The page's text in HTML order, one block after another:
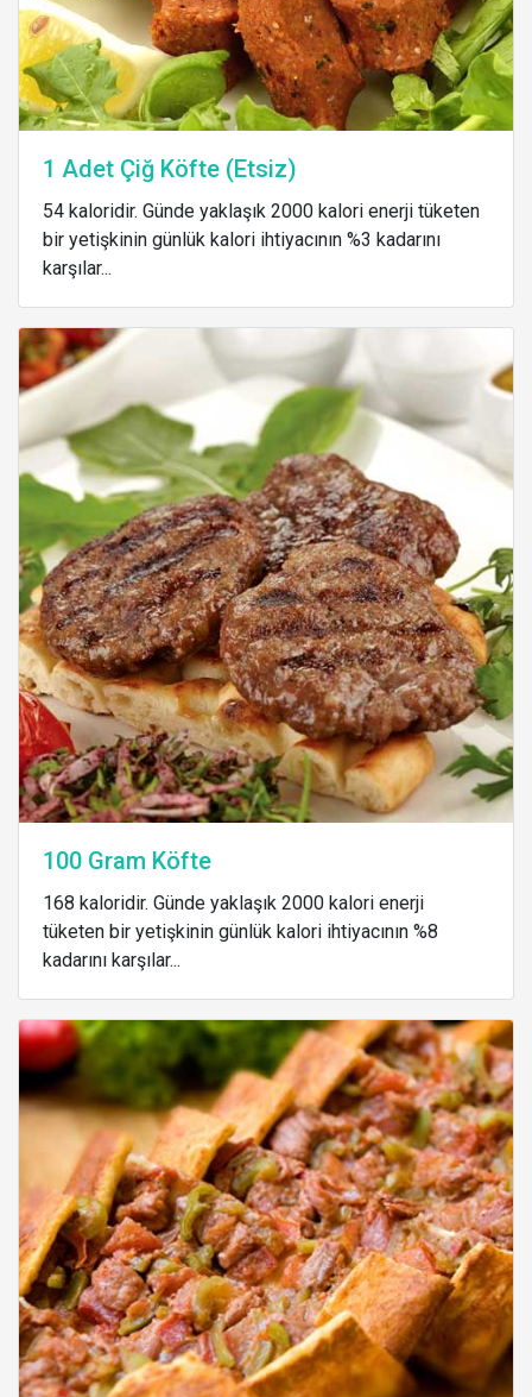
1 Adet Çiğ Köfte (Etsiz)
54 kaloridir. Günde yaklaşık 2000 kalori enerji tüketen
bir yetişkinin günlük kalori ihtiyacının %3 kadarını
karşılar...
100 Gram Köfte
168 kaloridir. Günde yaklaşık 2000 kalori enerji
tüketen bir yetişkinin günlük kalori ihtiyacının %8
kadarını karşılar...